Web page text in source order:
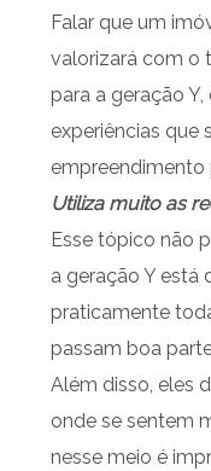
Falar que um
valorizará com o
para a geração
experiências que
empreendimento
Utiliza muito as
Esse tópico não
a geração Y está
praticamente
passam boa
Além disso, eles
onde se sentem
nesse meio é